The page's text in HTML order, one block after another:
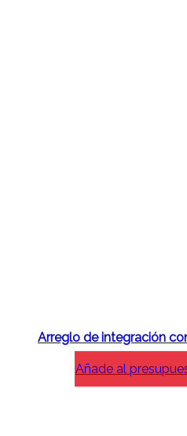
Arreglo de integración
Añade al